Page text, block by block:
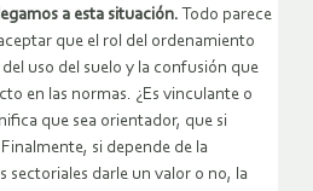
a esta situación. Todo parece
que el rol del ordenamiento
uso del suelo y la confusión que
en las normas. ¿Es vinculante o
que sea orientador, que si
si depende de la
sectoriales darle un valor o no, la